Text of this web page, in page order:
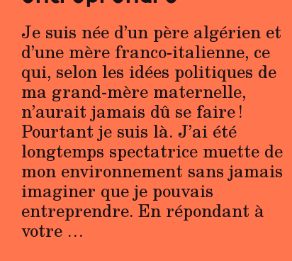
Je suis née d’un père algérien et
d’une mère franco-italienne, ce
qui, selon les idées politiques de
ma grand-mère maternelle,
n’aurait jamais dû se faire !
Pourtant je suis là. J’ai été
longtemps spectatrice muette de
mon environnement sans jamais
imaginer que je pouvais
entreprendre. En répondant à
votre …